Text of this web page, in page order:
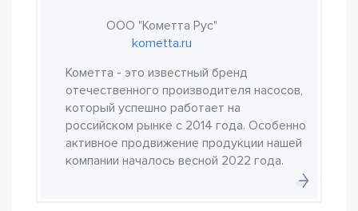
ООО "Кометта Рус"
kometta.ru
Кометта - это известный бренд
отечественного производителя насосов,
который успешно работает на
российском рынке с 2014 года. Особенно
активное продвижение продукции нашей
компании началось весной 2022 года.